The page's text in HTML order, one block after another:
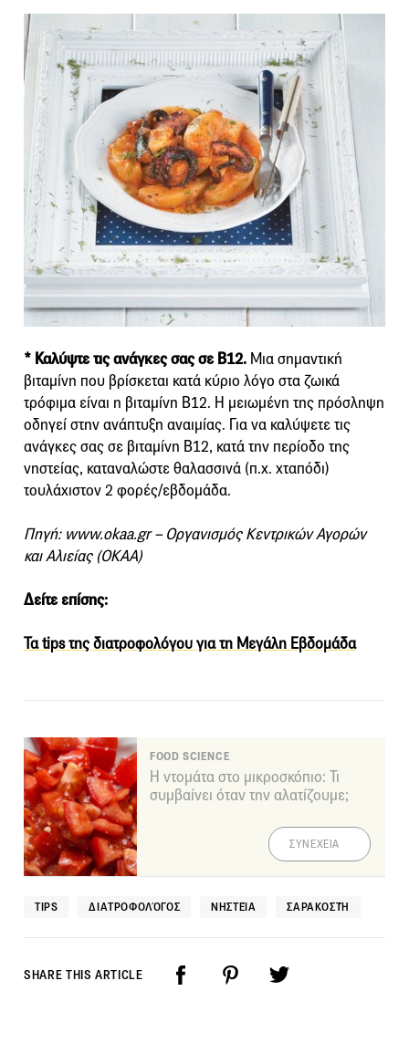
* Καλύψτε τις ανάγκες σας σε Β12. Μια σημαντική
βιταμίνη που βρίσκεται κατά κύριο λόγο στα ζωικά
τρόφιμα είναι η βιταμίνη Β12. Η μειωμένη της πρόσληψη
οδηγεί στην ανάπτυξη αναιμίας. Για να καλύψετε τις
ανάγκες σας σε βιταμίνη Β12, κατά την περίοδο της
νηστείας, καταναλώστε θαλασσινά (π.χ. χταπόδι)
τουλάχιστον 2 φορές/εβδομάδα.
Πηγή: www.okaa.gr – Οργανισμός Κεντρικών Αγορών
και Αλιείας (OKAA)
Δείτε επίσης:
Τα tips της διατροφολόγου για τη Μεγάλη Εβδομάδα
FOOD SCIENCE
Η ντομάτα στο μικροσκόπιο: Τι
συμβαίνει όταν την αλατίζουμε;
ΣΥΝΕΧΕΙΑ
TIPS ΔΙΑΤΡΟΦΟΛΌΓΟΣ ΝΗΣΤΕΊΑ ΣΑΡΑΚΟΣΤΉ
SHARE THIS ARTICLE